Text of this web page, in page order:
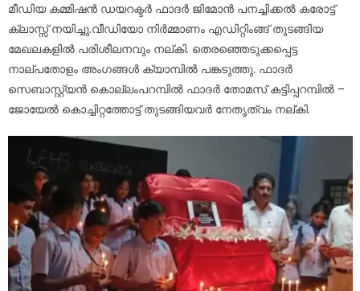
മീഡിയ കമ്മിഷൻ ഡയറക്ടർ ഫാദർ ജിമോൻ പനച്ചിക്കൽ കരോട്ട്
ക്ലാസ്സ് നയിച്ചു.വീഡിയോ നിർമ്മാണം എഡിറ്റിംങ്ങ് തുടങ്ങിയ
മേഖലകളിൽ പരിശീലനവും നല്കി. തെരഞ്ഞെടുക്കപ്പെട്ട
നാല്‌പതോളം അംഗങ്ങൾ ക്യാമ്പിൽ പങ്കടുത്തു. ഫാദർ
സെബാസ്റ്റ്യൻ കൊല്ലംപറമ്പിൽ ഫാദർ തോമസ് കട്ടിപ്പറമ്പിൽ –
ജോയേൽ കൊച്ചിറ്റത്തോട്ട് തുടങ്ങിയവർ നേതൃത്വം നല്കി.